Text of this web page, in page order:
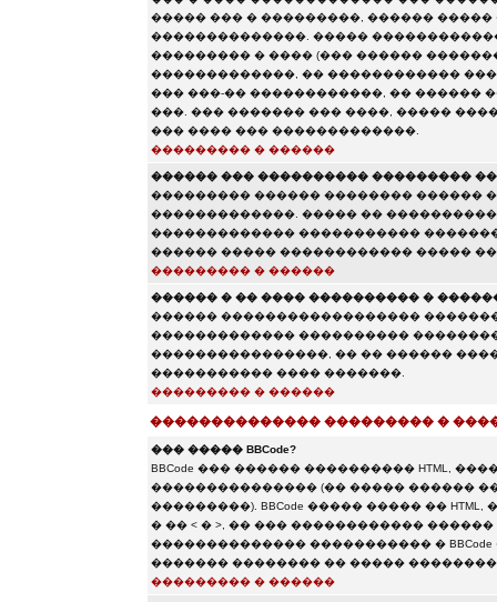
����� ��� � ���������, ������
��������������. �����
��������� � ���� (��� ������
�������������, �� ������������
��� ���-�� ������������, �� ������
���. ��� ������� ��� ����, �����
��� ���� ��� �������������.
��������� � ������
������ ��� ���������� ���������
��������� ������ �������� ������
�������������. ����� ��
������������� �����������
������ ����� ������������ �����
��������� � ������
������ � �� ���� ���������� �
������ ������������������
������������� ����������
����������������, �� �� ������
����������� ���� �������.
��������� � ������
�������������� ��������� �
��� ����� BBCode?
BBCode ��� ������ ���������� HTML,
��������������� (�� ����� ������
���������). BBCode ����� ����� ��
� �� < � >, �� ��� ������������
�������������� ����������� �
������� �������� �� �����
��������� � ������